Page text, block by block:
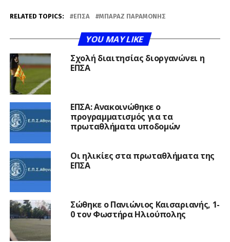
RELATED TOPICS: ΕΠΣΑ ΜΠΑΡΑΖ ΠΑΡΑΜΟΝΉΣ
YOU MAY LIKE
Σχολή διαιτησίας διοργανώνει η
ΕΠΣΑ
ΕΠΣΑ: Ανακοινώθηκε ο
προγραμματισμός για τα
πρωταθλήματα υποδομών
Οι ηλικίες στα πρωταθλήματα της
ΕΠΣΑ
Σώθηκε ο Πανιώνιος Καισαριανής, 1-
0 τον Φωστήρα Ηλιούπολης